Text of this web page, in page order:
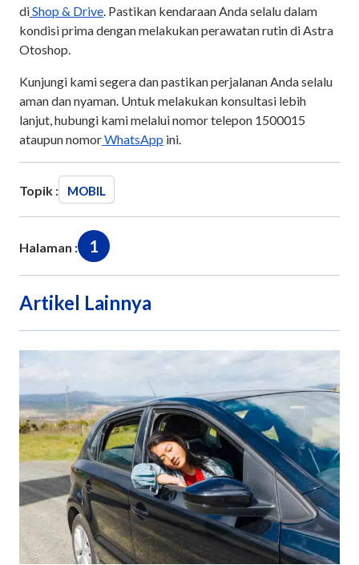
diShop & Drive. Pastikan kendaraan Anda selalu dalam
kondisi prima dengan melakukan perawatan rutin di Astra
Otoshop.
Kunjungi kami segera dan pastikan perjalanan Anda selalu
aman dan nyaman. Untuk melakukan konsultasi lebih
lanjut, hubungi kami melalui nomor telepon 1500015
ataupun nomorWhatsApp ini.
Topik : MOBIL
Halaman : 1
Artikel Lainnya